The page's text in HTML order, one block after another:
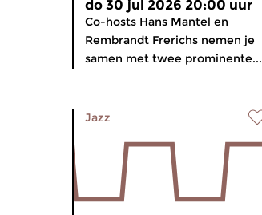
do 30 jul 2026 20:00 uur
Co-hosts Hans Mantel en
Rembrandt Frerichs nemen je
samen met twee prominente...
Jazz